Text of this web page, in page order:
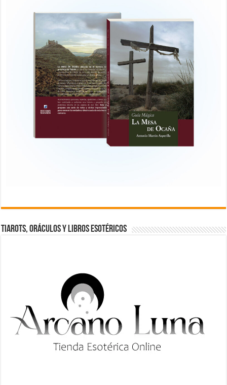
TIAROTS, ORÁCULOS Y LIBROS ESOTÉRICOS